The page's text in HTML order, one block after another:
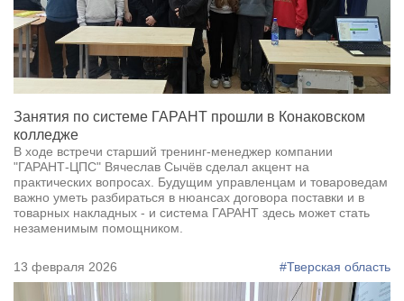
Занятия по системе ГАРАНТ прошли в Конаковском
колледже
В ходе встречи старший тренинг-менеджер компании
"ГАРАНТ-ЦПС" Вячеслав Сычёв сделал акцент на
практических вопросах. Будущим управленцам и товароведам
важно уметь разбираться в нюансах договора поставки и в
товарных накладных - и система ГАРАНТ здесь может стать
незаменимым помощником.
13 февраля 2026 #Тверская область